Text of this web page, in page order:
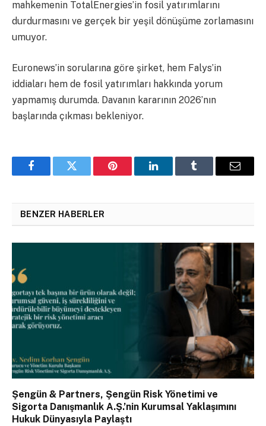
mahkemenin TotalEnergies’in fosil yatırımlarını
durdurmasını ve gerçek bir yeşil dönüşüme zorlamasını
umuyor.
Euronews’in sorularına göre şirket, hem Falys’in
iddiaları hem de fosil yatırımları hakkında yorum
yapmamış durumda. Davanın kararının 2026’nın
başlarında çıkması bekleniyor.
FacebookTwitter Pinterest LinkedInTumblr Email
BENZER HABERLER
Şengün & Partners, Şengün Risk Yönetimi ve
Sigorta Danışmanlık A.Ş.’nin Kurumsal Yaklaşımını
Hukuk Dünyasıyla Paylaştı